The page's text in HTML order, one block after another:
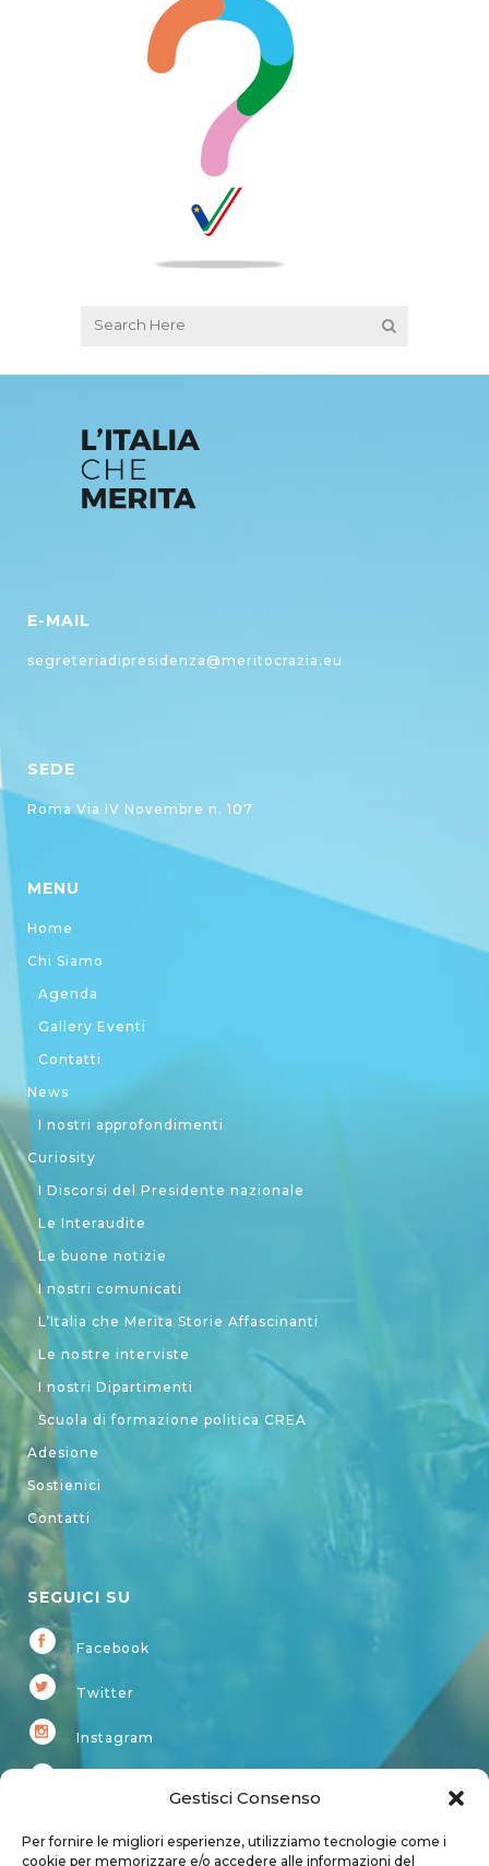
Gestisci Consenso
Per fornire le migliori esperienze, utilizziamo tecnologie come i
cookie per memorizzare e/o accedere alle informazioni del
E-MAIL
segreteriadipresidenza@meritocrazia.eu
SEDE
Roma Via IV Novembre n. 107
MENU
Home
Chi Siamo
Agenda
Gallery Eventi
Contatti
News
I nostri approfondimenti
Curiosity
I Discorsi del Presidente nazionale
Le Interaudite
Le buone notizie
I nostri comunicati
L’Italia che Merita Storie Affascinanti
Le nostre interviste
I nostri Dipartimenti
Scuola di formazione politica CREA
Adesione
Sostienici
Contatti
SEGUICI SU
Facebook
Twitter
Instagram